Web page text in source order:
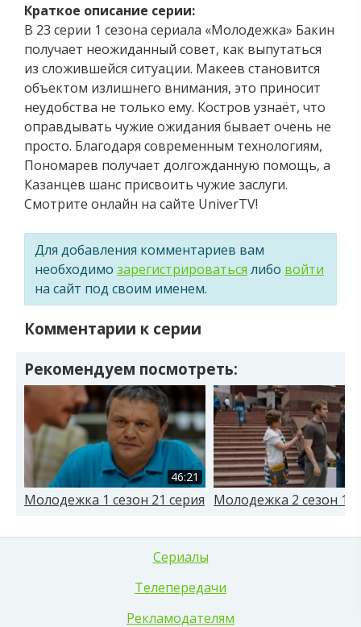
Краткое описание серии:
В 23 серии 1 сезона сериала «Молодежка» Бакин
получает неожиданный совет, как выпутаться
из сложившейся ситуации. Макеев становится
объектом излишнего внимания, это приносит
неудобства не только ему. Костров узнаёт, что
оправдывать чужие ожидания бывает очень не
просто. Благодаря современным технологиям,
Пономарев получает долгожданную помощь, а
Казанцев шанс присвоить чужие заслуги.
Смотрите онлайн на сайте UniverTV!
Для добавления комментариев вам
необходимо зарегистрироваться либо войти
на сайт под своим именем.
Комментарии к серии
Рекомендуем посмотреть:
46:21
Молодежка 1 сезон 21 серия Молодежка 2 сезон 15
Сериалы
Телепередачи
Рекламодателям